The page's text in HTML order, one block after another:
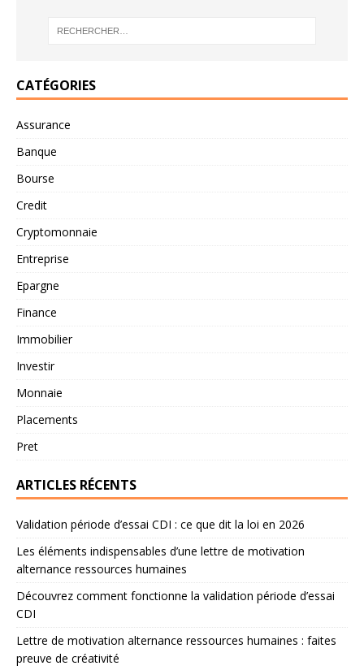
CATÉGORIES
Assurance
Banque
Bourse
Credit
Cryptomonnaie
Entreprise
Epargne
Finance
Immobilier
Investir
Monnaie
Placements
Pret
ARTICLES RÉCENTS
Validation période d’essai CDI : ce que dit la loi en 2026
Les éléments indispensables d’une lettre de motivation
alternance ressources humaines
Découvrez comment fonctionne la validation période d’essai
CDI
Lettre de motivation alternance ressources humaines : faites
preuve de créativité